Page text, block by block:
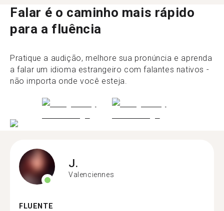
Falar é o caminho mais rápido
para a fluência
Pratique a audição, melhore sua pronúncia e aprenda
a falar um idioma estrangeiro com falantes nativos -
não importa onde você esteja.
J.
Valenciennes
FLUENTE